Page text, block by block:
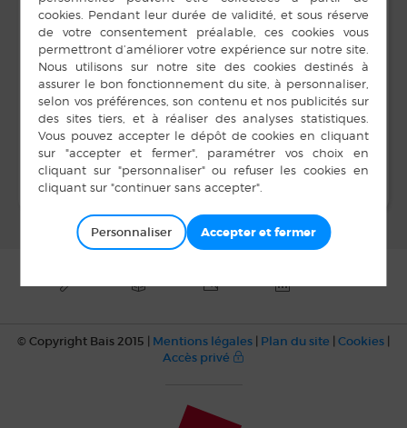
Heure :
8 h 00 min à 17 h 00
min
LIEU
Salle Unisson
Repas Chasse aux oeufs
© Copyright Bais 2015 | Mentions légales | Plan du site | Cookies |
Accès privé
Personnaliser